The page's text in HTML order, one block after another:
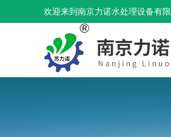
欢迎来到南京力诺水处理设备有限